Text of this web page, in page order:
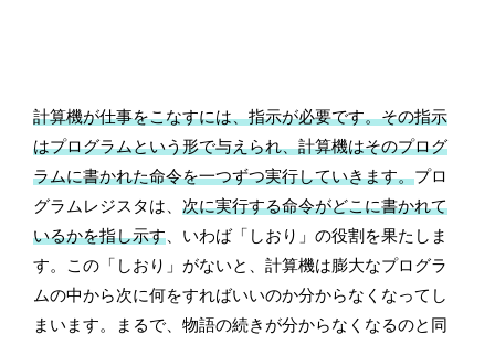
計算機が仕事をこなすには、指示が必要です。その指示
はプログラムという形で与えられ、計算機はそのプログ
ラムに書かれた命令を一つずつ実行していきます。プロ
グラムレジスタは、次に実行する命令がどこに書かれて
いるかを指し示す 、いわば「しおり」の役割を果たしま
す。この「しおり」がないと、計算機は膨大なプログラ
ムの中から次に何をすればいいのか分からなくなってし
まいます。まるで、物語の続きが分からなくなるのと同